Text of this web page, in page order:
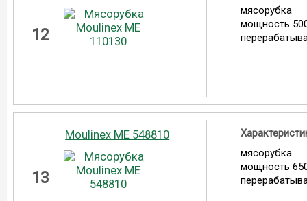
12
мясорубка
мощность
13
Moulinex ME 548810
мясорубка
мощность